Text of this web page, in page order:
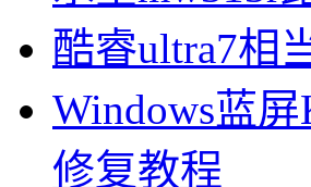
酷睿ultra7相
Windows蓝
修复教程